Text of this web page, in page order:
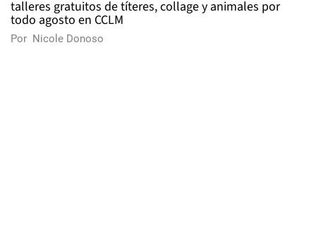
talleres gratuitos de títeres, collage y animales por
todo agosto en CCLM
Por Nicole Donoso